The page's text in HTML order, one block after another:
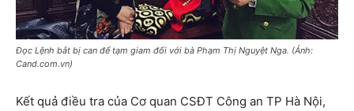
Đọc Lệnh bắt bị can để tạm giam đối với bà Phạm Thị Nguyệt Nga. (Ảnh:
Cand.com.vn)
Kết quả điều tra của Cơ quan CSĐT Công an TP Hà Nội,